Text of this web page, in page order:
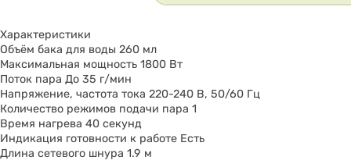
Характеристики
Объём бака для воды 260 мл
Максимальная мощность 1800 Вт
Поток пара До 35 г/мин
Напряжение, частота тока 220-240 В, 50/60 Гц
Количество режимов подачи пара 1
Время нагрева 40 секунд
Индикация готовности к работе Есть
Длина сетевого шнура 1.9 м